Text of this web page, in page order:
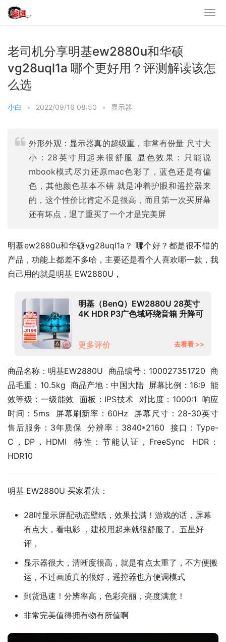
老司机分享明基ew2880u和华硕
vg28uql1a 哪个更好用？评测解读该怎
么选
小白 • 2022/09/16 08:50 • 显示器
外形外观：显示器真的超级重，非常有份量 尺寸大
小：28英寸用起来很舒服 显色效果：只能说
mbook模式尽力还原mac色彩了，蓝色还是有偏
色，其他颜色基本不错 就是冲着护眼和遥控器来
的，这个性价比肯定不是很高，而且第一次买屏幕
还有坏点，退了重买了一个才是完美屏
明基ew2880u和华硕vg28uql1a？ 哪个好？都是很不错的
产品，功能上都差不多哈，主要还是看个人喜欢哪一款，我
自己用的就是明基 EW2880U，
明基（BenQ）EW2880U 28英寸
4K HDR P3广色域环绕音箱 升降可
更多评价
去看看 >>
商品名称：明基EW2880U  商品编号：100027351720  商
品毛重：10.5kg  商品产地：中国大陆  屏幕比例：16:9  能
效等级：一级能效  面板：IPS技术  对比度：1000:1  响应
时间：5ms  屏幕刷新率：60Hz  屏幕尺寸：28-30英寸
售后服务：3年质保  分辨率：3840*2160  接口：Type-
C，DP，HDMI  特性：节能认证，FreeSync  HDR：
HDR10
明基 EW2880U 买家看法：
28吋显示屏配动态壁纸，效果拉满！游戏的话，屏幕
有点大，看电影 ，建模用起来就很舒服了。五星好
评，
显示器很大，清晰度很高，就是有点太重了，不方便搬
运，不过画质真的很好，遥控器也方便调模式
到货迅速！分辨率高，色彩亮丽，亮度满意！
非常完美值得拥有物有所值啊